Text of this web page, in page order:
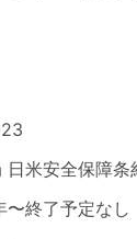
日米安全保障
〜終了予定なし